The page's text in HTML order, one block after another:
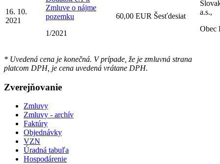
16. 10.
2021
Zmluve o nájme
pozemku
1/2021
60,00 EUR Šesťdesiat
a.s.,
Obec
* Uvedená cena je konečná. V prípade, že je zmluvná strana
platcom DPH, je cena uvedená vrátane DPH.
Zverejňovanie
Zmluvy
Zmluvy - archív
Faktúry
Objednávky
VZN
Úradná tabuľa
Hospodárenie